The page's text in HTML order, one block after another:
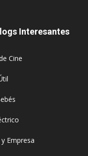
Interesantes
Cine
Empresa